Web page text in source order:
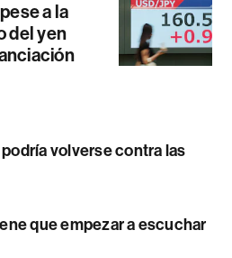
a la
del yen
volverse contra las
que empezar a escuchar